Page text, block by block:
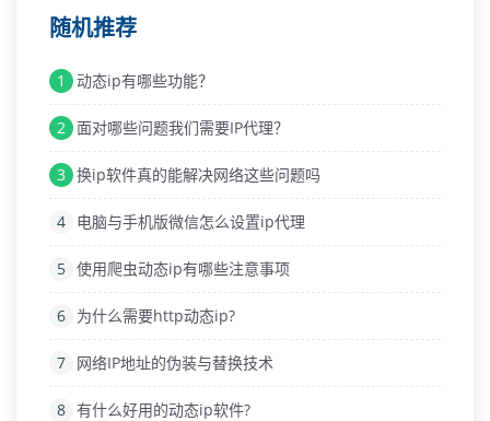
随机推荐
1 动态ip有哪些功能？
2 面对哪些问题我们需要IP代理？
3 换ip软件真的能解决网络这些问题吗
4 电脑与手机版微信怎么设置ip代理
5 使用爬虫动态ip有哪些注意事项
6 为什么需要http动态ip?
7 网络IP地址的伪装与替换技术
8 有什么好用的动态ip软件?